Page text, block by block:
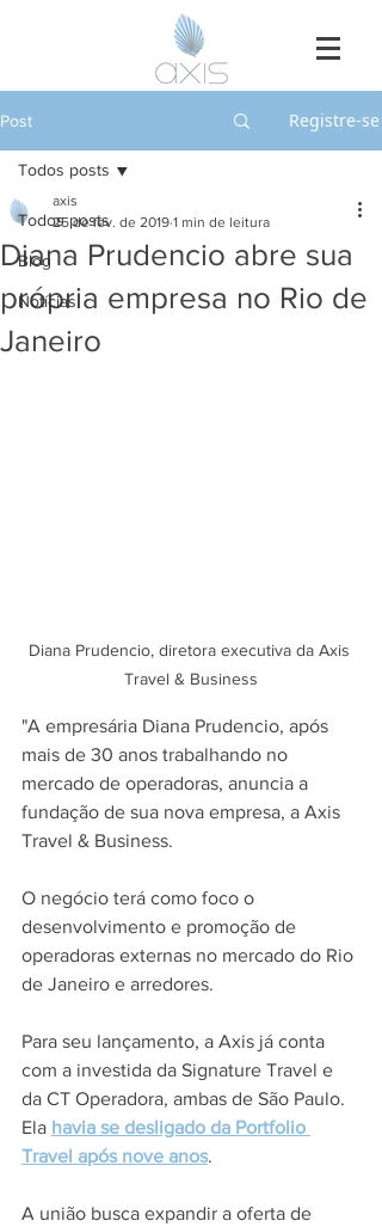
Post Registre-se
Todos posts
Blog
Notícias
Todos posts
Diana Prudencio abre sua
própria empresa no Rio de
Janeiro
axis
25 de fev. de 2019 1 min de leitura
Diana Prudencio, diretora executiva da Axis
Travel & Business
"A empresária Diana Prudencio, após
mais de 30 anos trabalhando no
mercado de operadoras, anuncia a
fundação de sua nova empresa, a Axis
Travel & Business.
O negócio terá como foco o
desenvolvimento e promoção de
operadoras externas no mercado do Rio
de Janeiro e arredores.
Para seu lançamento, a Axis já conta
com a investida da Signature Travel e
da CT Operadora, ambas de São Paulo.
Ela havia se desligado da Portfolio
Travel após nove anos.
A união busca expandir a oferta de